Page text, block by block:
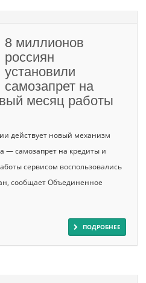
8 миллионов
россиян
установили
самозапрет на
месяц работы
действует новый механизм
— самозапрет на кредиты и
сервисом воспользовались
сообщает Объединенное
ПОДРОБНЕЕ